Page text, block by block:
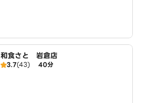
和食さと 岩倉店
3.7(43) 40分